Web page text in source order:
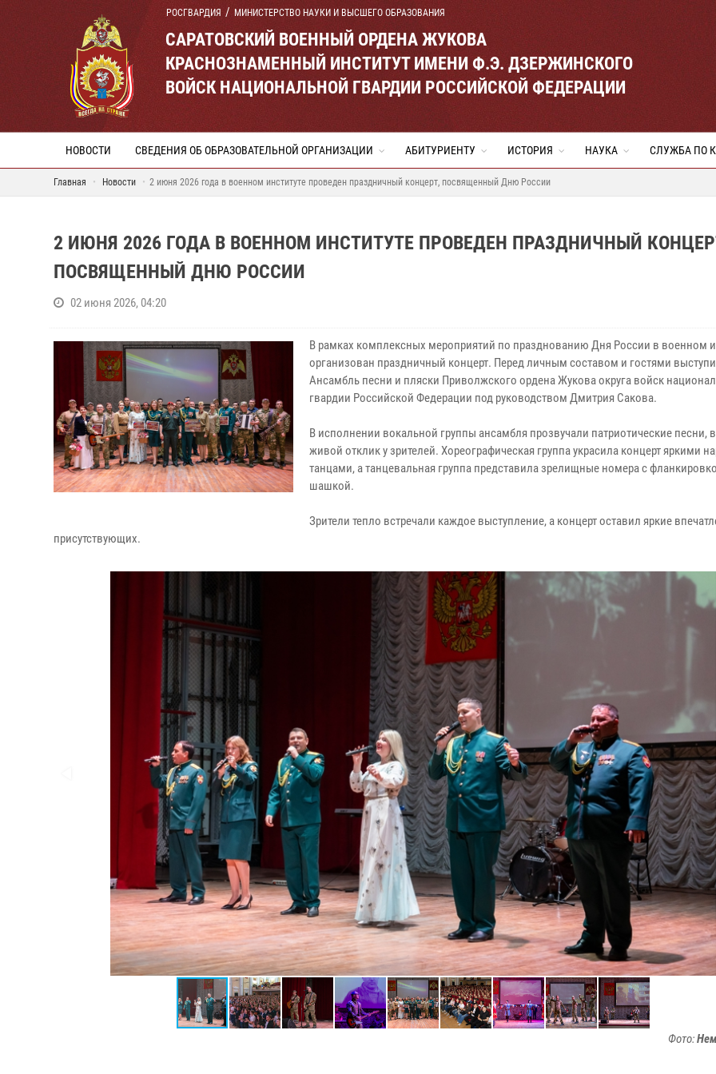
РОСГВАРДИЯ МИНИСТЕРСТВО НАУКИ И ВЫСШЕГО ОБРАЗОВАНИЯ
САРАТОВСКИЙ ВОЕННЫЙ ОРДЕНА ЖУКОВА
КРАСНОЗНАМЕННЫЙ ИНСТИТУТ ИМЕНИ Ф.Э. ДЗЕРЖИНСКОГО
ВОЙСК НАЦИОНАЛЬНОЙ ГВАРДИИ РОССИЙСКОЙ ФЕДЕРАЦИИ
НОВОСТИ СВЕДЕНИЯ ОБ ОБРАЗОВАТЕЛЬНОЙ ОРГАНИЗАЦИИ АБИТУРИЕНТУ ИСТОРИЯ НАУКА СЛУЖБА ПО
Главная Новости 2 июня 2026 года в военном институте проведен праздничный концерт, посвященный Дню России
2 ИЮНЯ 2026 ГОДА В ВОЕННОМ ИНСТИТУТЕ ПРОВЕДЕН ПРАЗДНИЧНЫЙ
ПОСВЯЩЕННЫЙ ДНЮ РОССИИ
02 июня 2026, 04:20
В рамках комплексных мероприятий по празднованию Дня России в военном
организован праздничный концерт. Перед личным составом и гостями
Ансамбль песни и пляски Приволжского ордена Жукова округа войск
гвардии Российской Федерации под руководством Дмитрия Сакова.
В исполнении вокальной группы ансамбля прозвучали патриотические песни,
живой отклик у зрителей. Хореографическая группа украсила концерт яркими
танцами, а танцевальная группа представила зрелищные номера с
шашкой.
Зрители тепло встречали каждое выступление, а концерт оставил яркие
присутствующих.
Фото: